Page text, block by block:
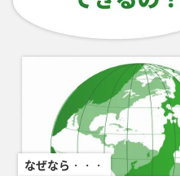
ゲッコウガGX SM6
095/094 SR
リザードンVMAX SC
￥3,100
ex SV9a 091/063 UR
￥3,100
Nのゾロアークex
M2a 242/193 SAR
￥2,800
050/076 A
￥2,800
ミミッキュVMAX
S8b 234/184 CSR
なぜなら・・・